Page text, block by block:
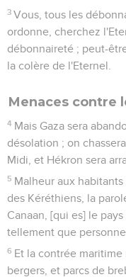
3 Vous, tous les
ordonne, cherchez
débonnaireté ; peut-
la colère de l'Eternel.
Menaces contre
4 Mais Gaza sera
désolation ; on
Midi, et Hékron sera
5 Malheur aux
des Kéréthiens, la
Canaan, [qui es] le
tellement que
6 Et la contrée
bergers, et parcs de